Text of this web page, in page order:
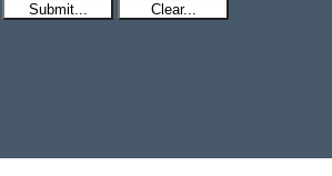
Submit... Clear...